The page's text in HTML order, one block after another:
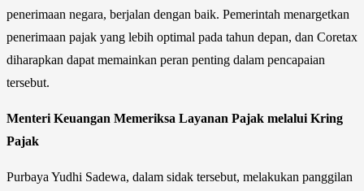
penerimaan negara, berjalan dengan baik. Pemerintah menargetkan
penerimaan pajak yang lebih optimal pada tahun depan, dan Coretax
diharapkan dapat memainkan peran penting dalam pencapaian
tersebut.
Menteri Keuangan Memeriksa Layanan Pajak melalui Kring
Pajak
Purbaya Yudhi Sadewa, dalam sidak tersebut, melakukan panggilan